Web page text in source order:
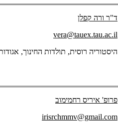
ד"ר ורה קפלן
vera@tauex.tau.ac.il
היסטוריה רוסית, תולדות החינוך,
פרופ' איריס רחמימוב
irisrchmmv@gmail.com